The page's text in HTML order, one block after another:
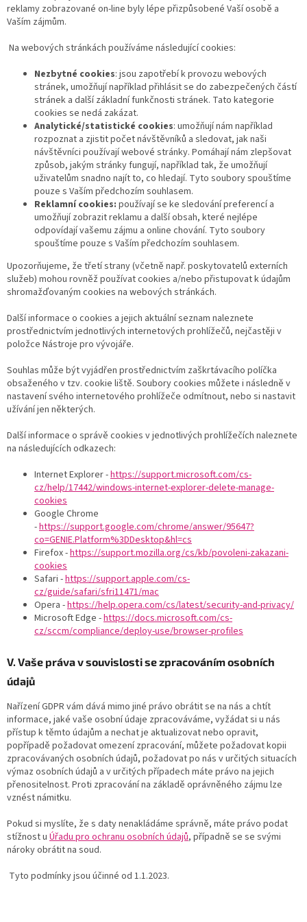
reklamy zobrazované on-line byly lépe přizpůsobené Vaší osobě a
Vaším zájmům.
Na webových stránkách používáme následující cookies:
Nezbytné cookies: jsou zapotřebí k provozu webových
stránek, umožňují například přihlásit se do zabezpečených částí
stránek a další základní funkčnosti stránek. Tato kategorie
cookies se nedá zakázat.
Analytické/statistické cookies: umožňují nám například
rozpoznat a zjistit počet návštěvníků a sledovat, jak naši
návštěvníci používají webové stránky. Pomáhají nám zlepšovat
způsob, jakým stránky fungují, například tak, že umožňují
uživatelům snadno najít to, co hledají. Tyto soubory spouštíme
pouze s Vaším předchozím souhlasem.
Reklamní cookies: používají se ke sledování preferencí a
umožňují zobrazit reklamu a další obsah, které nejlépe
odpovídají vašemu zájmu a online chování. Tyto soubory
spouštíme pouze s Vaším předchozím souhlasem.
Upozorňujeme, že třetí strany (včetně např. poskytovatelů externích
služeb) mohou rovněž používat cookies a/nebo přistupovat k údajům
shromažďovaným cookies na webových stránkách.
Další informace o cookies a jejich aktuální seznam naleznete
prostřednictvím jednotlivých internetových prohlížečů, nejčastěji v
položce Nástroje pro vývojáře.
Souhlas může být vyjádřen prostřednictvím zaškrtávacího políčka
obsaženého v tzv. cookie liště. Soubory cookies můžete i následně v
nastavení svého internetového prohlížeče odmítnout, nebo si nastavit
užívání jen některých.
Další informace o správě cookies v jednotlivých prohlížečích naleznete
na následujících odkazech:
Internet Explorer -https://support.microsoft.com/cs-
cz/help/17442/windows-internet-explorer-delete-manage-
cookies
Google Chrome
-https://support.google.com/chrome/answer/95647?
co=GENIE.Platform%3DDesktop&hl=cs
Firefox -https://support.mozilla.org/cs/kb/povoleni-zakazani-
cookies
Safari -https://support.apple.com/cs-
cz/guide/safari/sfri11471/mac
Opera -https://help.opera.com/cs/latest/security-and-privacy/
Microsoft Edge -https://docs.microsoft.com/cs-
cz/sccm/compliance/deploy-use/browser-profiles
V. Vaše práva v souvislosti se zpracováním osobních
údajů
Nařízení GDPR vám dává mimo jiné právo obrátit se na nás a chtít
informace, jaké vaše osobní údaje zpracováváme, vyžádat si u nás
přístup k těmto údajům a nechat je aktualizovat nebo opravit,
popřípadě požadovat omezení zpracování, můžete požadovat kopii
zpracovávaných osobních údajů, požadovat po nás v určitých situacích
výmaz osobních údajů a v určitých případech máte právo na jejich
přenositelnost. Proti zpracování na základě oprávněného zájmu lze
vznést námitku.
Pokud si myslíte, že s daty nenakládáme správně, máte právo podat
stížnost u Úřadu pro ochranu osobních údajů, případně se se svými
nároky obrátit na soud.
Tyto podmínky jsou účinné od 1.1.2023.